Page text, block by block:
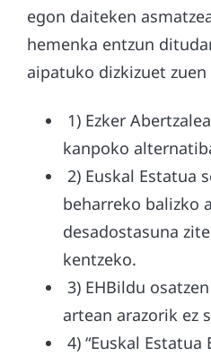
egon daiteken
hemenka entzun
aipatuko dizkizuet
1) Ezker
kanpoko
2) Euskal Estatua
beharreko balizko
desadostasuna
kentzeko.
3) EHBildu
artean arazorik ez
4) “Euskal Estatua